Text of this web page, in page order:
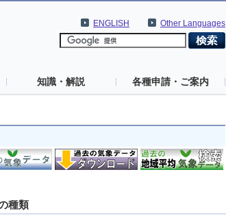
Other Languages
ENGLISH
知識・解説 各種申請・ご案内
種類